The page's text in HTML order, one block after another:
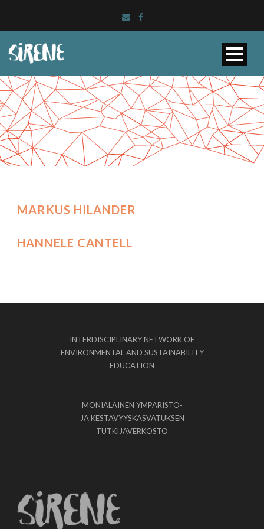
MARKUS HILANDER
HANNELE CANTELL
INTERDISCIPLINARY NETWORK OF
ENVIRONMENTAL AND SUSTAINABILITY
EDUCATION
MONIALAINEN YMPÄRISTÖ-
JA KESTÄVYYSKASVATUKSEN
TUTKIJAVERKOSTO